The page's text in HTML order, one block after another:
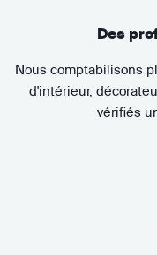
Des
Nous comptabilisons
d'intérieur,
vérifiés